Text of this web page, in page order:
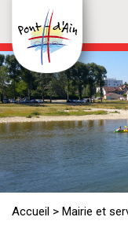
Accueil > Mairie et